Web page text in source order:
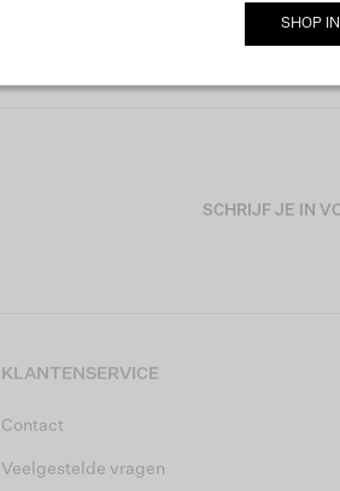
SCHRIJF JE IN
KLANTENSERVICE
Contact
Veelgestelde vragen
SHOP IN